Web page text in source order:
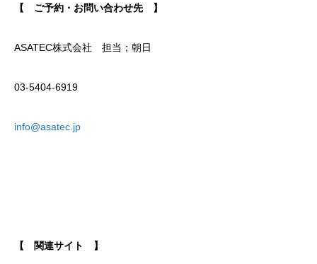
【 ご予約・お問い合わせ先 】
ASATEC株式会社 担当；朝日
03-5404-6919
info@asatec.jp
【 関連サイト 】